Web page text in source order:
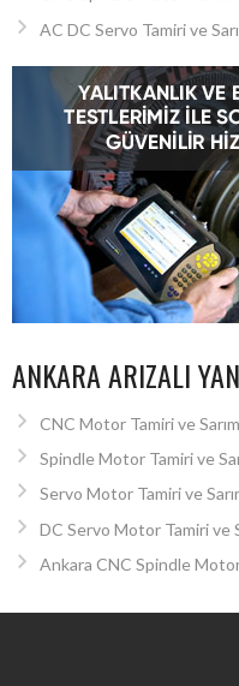
AC DC Servo Tamiri ve
ANKARA ARIZALI
CNC Motor Tamiri ve
Spindle Motor Tamiri ve
Servo Motor Tamiri ve
DC Servo Motor Tamiri ve
Ankara CNC Spindle